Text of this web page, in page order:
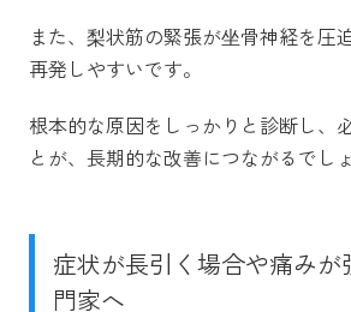
また、梨状筋の緊張が坐骨神経を圧
再発しやすいです。
根本的な原因をしっかりと診断し、
とが、長期的な改善につながるでしょ
症状が長引く場合や痛みが
門家へ